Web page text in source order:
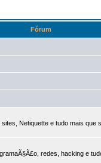
Fórum
Netiquette e tudo mais que
redes, hacking e